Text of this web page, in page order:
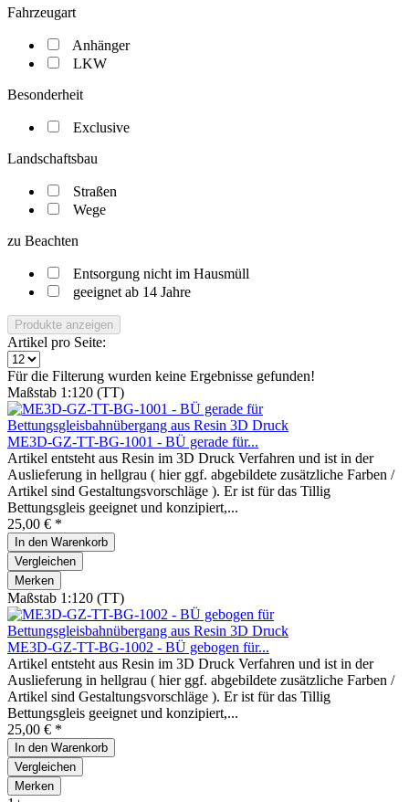
Fahrzeugart
Anhänger
LKW
Besonderheit
Exclusive
Landschaftsbau
Straßen
Wege
zu Beachten
Entsorgung nicht im Hausmüll
geeignet ab 14 Jahre
Produkte anzeigen
Artikel pro Seite:
Für die Filterung wurden keine Ergebnisse gefunden!
Maßstab 1:120 (TT)
ME3D-GZ-TT-BG-1001 - BÜ gerade für...
Artikel entsteht aus Resin im 3D Druck Verfahren und ist in der
Auslieferung in hellgrau ( hier ggf. abgebildete zusätzliche Farben /
Artikel sind Gestaltungsvorschläge ). Er ist für das Tillig
Bettungsgleis geeignet und konzipiert,...
25,00 € *
In den Warenkorb
Vergleichen
Merken
Maßstab 1:120 (TT)
ME3D-GZ-TT-BG-1002 - BÜ gebogen für...
Artikel entsteht aus Resin im 3D Druck Verfahren und ist in der
Auslieferung in hellgrau ( hier ggf. abgebildete zusätzliche Farben /
Artikel sind Gestaltungsvorschläge ). Er ist für das Tillig
Bettungsgleis geeignet und konzipiert,...
25,00 € *
In den Warenkorb
Vergleichen
Merken